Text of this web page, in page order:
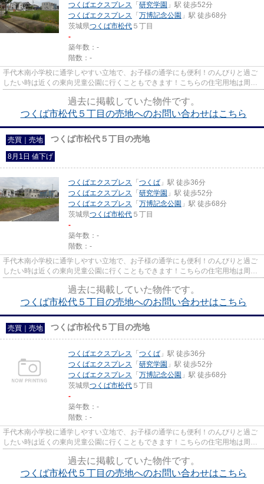
つくばエクスプレス 「 研究学園 」駅 徒歩52分
つくばエクスプレス 「 万博記念公園 」駅 徒歩68分
茨城県つくば市松代 ５丁目
-
築年数：-
階数：-
手代木南小学校に通学しやすい立地で、お子様の通学にも便利！のんびりと過ご
したい時は近くの東向児童公園に行くこともできます！こちらの住宅用地は周囲
過去に掲載していた物件です。
つくば市松代５丁目の売地へのお問い合わせはこちら
売買｜売地 つくば市松代５丁目の売地
8月1日 値下げ
つくばエクスプレス 「 つくば 」駅 徒歩36分
つくばエクスプレス 「 研究学園 」駅 徒歩52分
つくばエクスプレス 「 万博記念公園 」駅 徒歩68分
茨城県つくば市松代 ５丁目
-
築年数：-
階数：-
手代木南小学校に通学しやすい立地で、お子様の通学にも便利！のんびりと過ご
したい時は近くの東向児童公園に行くこともできます！こちらの住宅用地は周囲
過去に掲載していた物件です。
つくば市松代５丁目の売地へのお問い合わせはこちら
売買｜売地 つくば市松代５丁目の売地
つくばエクスプレス 「 つくば 」駅 徒歩36分
つくばエクスプレス 「 研究学園 」駅 徒歩52分
つくばエクスプレス 「 万博記念公園 」駅 徒歩68分
茨城県つくば市松代 ５丁目
-
築年数：-
階数：-
手代木南小学校に通学しやすい立地で、お子様の通学にも便利！のんびりと過ご
したい時は近くの東向児童公園に行くこともできます！こちらの住宅用地は周囲
過去に掲載していた物件です。
つくば市松代５丁目の売地へのお問い合わせはこちら